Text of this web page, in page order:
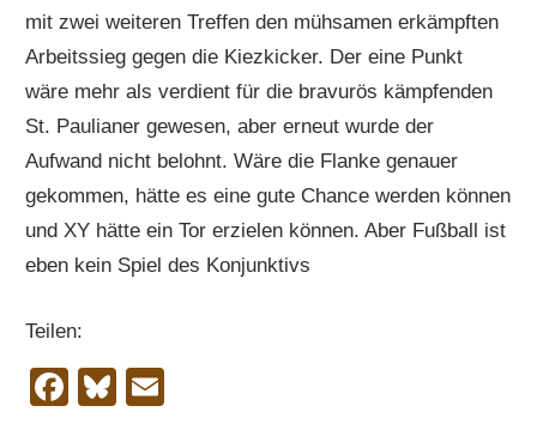
mit zwei weiteren Treffen den mühsamen erkämpften
Arbeitssieg gegen die Kiezkicker. Der eine Punkt
wäre mehr als verdient für die bravurös kämpfenden
St. Paulianer gewesen, aber erneut wurde der
Aufwand nicht belohnt. Wäre die Flanke genauer
gekommen, hätte es eine gute Chance werden können
und XY hätte ein Tor erzielen können. Aber Fußball ist
eben kein Spiel des Konjunktivs
Teilen:
Facebook
Bluesky